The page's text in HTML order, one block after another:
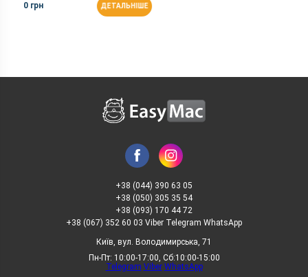
0 грн ДЕТАЛЬНІШЕ
+38 (044) 390 63 05
+38 (050) 305 35 54
+38 (093) 170 44 72
+38 (067) 352 60 03 Viber Telegram WhatsApp
Київ, вул. Володимирська, 71
Пн-Пт: 10:00-17:00, Сб:10:00-15:00
Telegram Viber WhatsApp